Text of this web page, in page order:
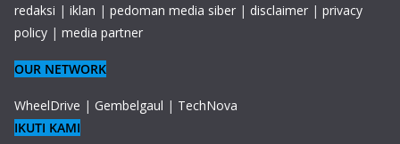
redaksi | iklan | pedoman media siber | disclaimer | privacy
policy | media partner
OUR NETWORK
WheelDrive | Gembelgaul | TechNova
IKUTI KAMI